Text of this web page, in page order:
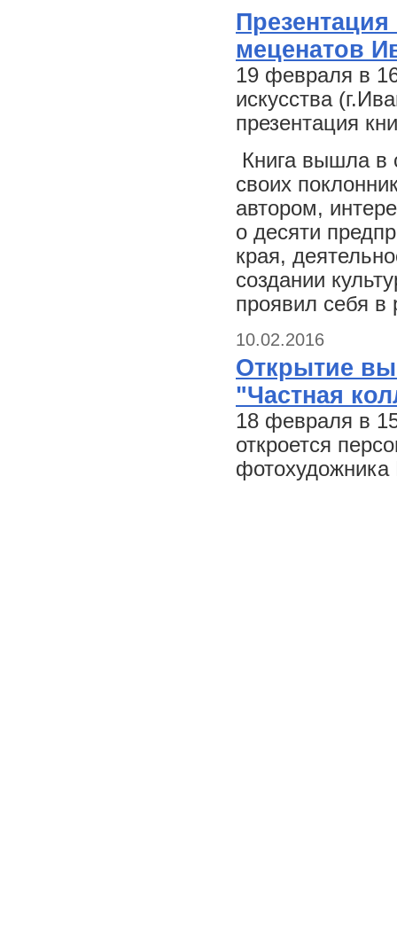
меценатов
19 февраля в
искусства
презентация
Книга вышла в
своих
автором,
о десяти
края,
создании
проявил себя
10.02.2016
Открытие
"Частная
18 февраля в
откроется
фотохудожника